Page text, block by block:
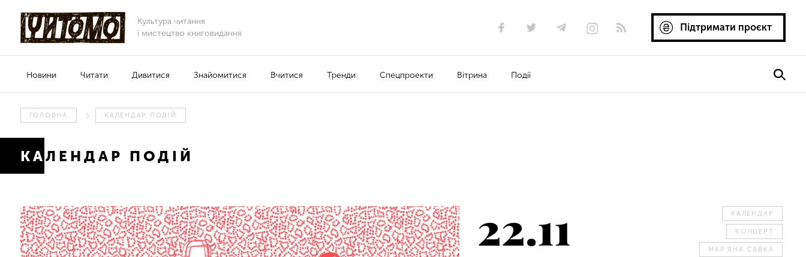
Культура читання
і мистецтво книговидання
Підтримати проєкт
Новини Читати Дивитися Знайомитися Вчитися Тренди Спецпроекти Вітрина Події
ГОЛОВНА КАЛЕНДАР ПОДІЙ
КАЛЕНДАР ПОДІЙ
22.11 КАЛЕНДАР
КОНЦЕРТ
МАР'ЯНА САВКА